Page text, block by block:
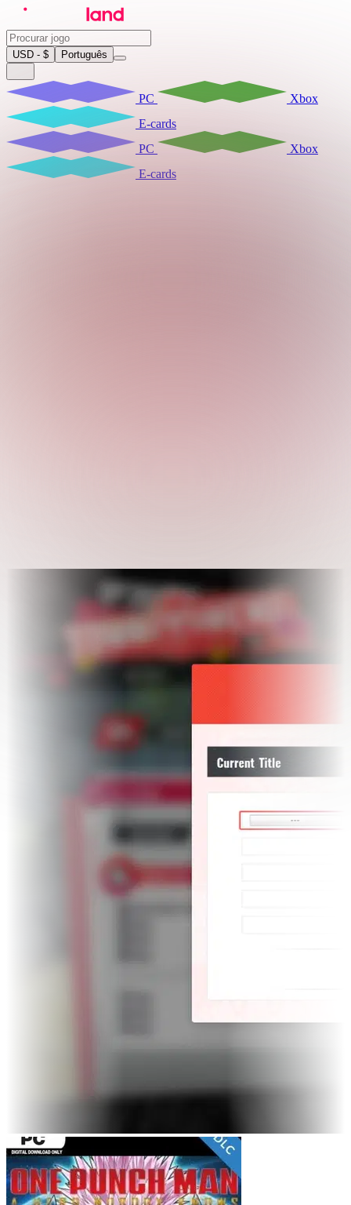
USD - $ Português
PC
Xbox
E-cards
PC
Xbox
E-cards